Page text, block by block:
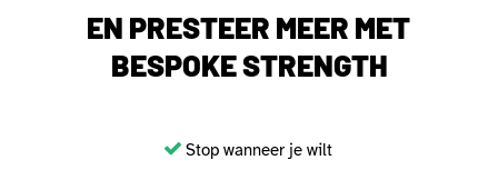
EN PRESTEER MEER MET
BESPOKE STRENGTH
Stop wanneer je wilt